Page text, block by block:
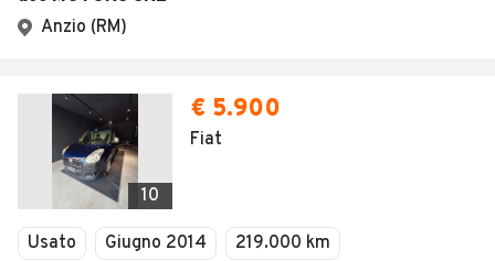
Anzio (RM)
10
€ 5.900
Fiat
Usato Giugno 2014
219.000 km